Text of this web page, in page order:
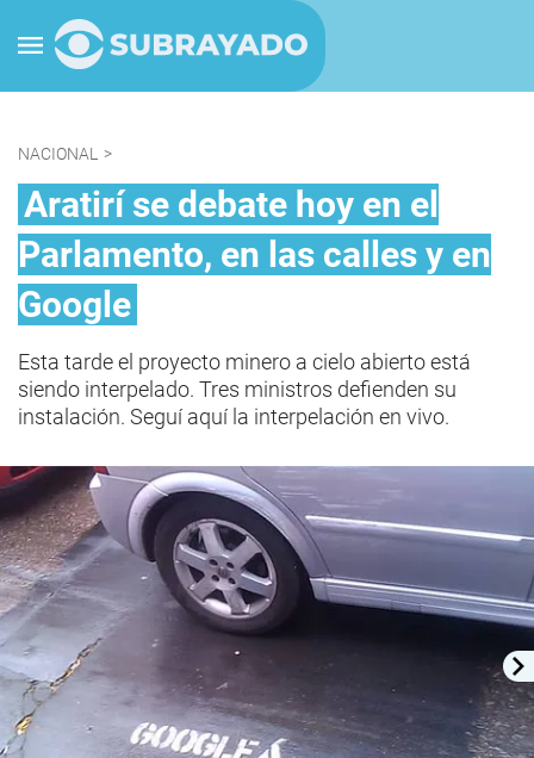
NACIONAL >
Aratirí se debate hoy en el
Parlamento, en las calles y en
Google
Esta tarde el proyecto minero a cielo abierto está
siendo interpelado. Tres ministros defienden su
instalación. Seguí aquí la interpelación en vivo.